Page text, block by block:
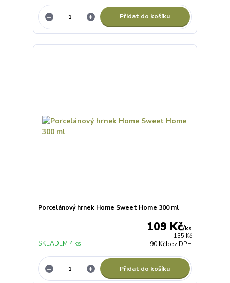
Přidat do košíku
Porcelánový hrnek Home Sweet Home 300 ml
135 Kč
109 Kč/ks
90 Kčbez DPH
SKLADEM 4 ks
Přidat do košíku